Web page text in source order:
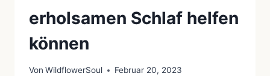
erholsamen Schlaf helfen
können
Von WildflowerSoul Februar 20, 2023